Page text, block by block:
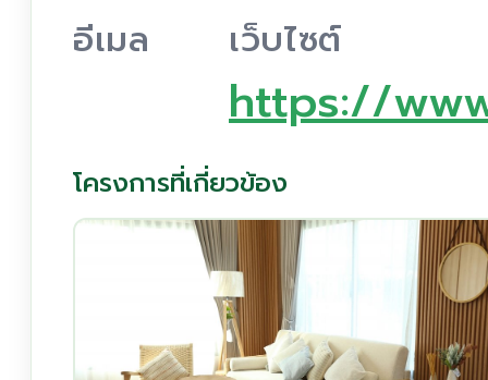
อีเมล เว็บไซต์
https://
โครงการที่เกี่ยวข้อง